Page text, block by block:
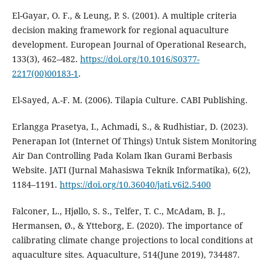
El-Gayar, O. F., & Leung, P. S. (2001). A multiple criteria
decision making framework for regional aquaculture
development. European Journal of Operational Research,
133(3), 462–482. https://doi.org/10.1016/S0377-
2217(00)00183-1 .
El-Sayed, A.-F. M. (2006). Tilapia Culture. CABI Publishing.
Erlangga Prasetya, I., Achmadi, S., & Rudhistiar, D. (2023).
Penerapan Iot (Internet Of Things) Untuk Sistem Monitoring
Air Dan Controlling Pada Kolam Ikan Gurami Berbasis
Website. JATI (Jurnal Mahasiswa Teknik Informatika), 6(2),
1184–1191. https://doi.org/10.36040/jati.v6i2.5400
Falconer, L., Hjøllo, S. S., Telfer, T. C., McAdam, B. J.,
Hermansen, Ø., & Ytteborg, E. (2020). The importance of
calibrating climate change projections to local conditions at
aquaculture sites. Aquaculture, 514(June 2019), 734487.